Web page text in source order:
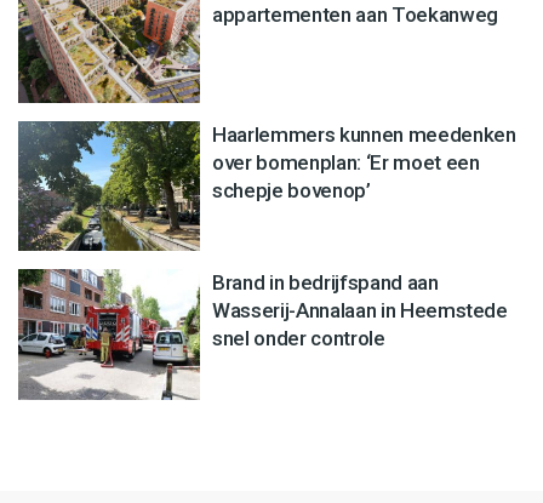
appartementen aan Toekanweg
Haarlemmers kunnen meedenken
over bomenplan: ‘Er moet een
schepje bovenop’
Brand in bedrijfspand aan
Wasserij-Annalaan in Heemstede
snel onder controle